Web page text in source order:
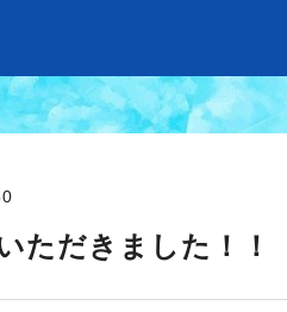
ただきました！！